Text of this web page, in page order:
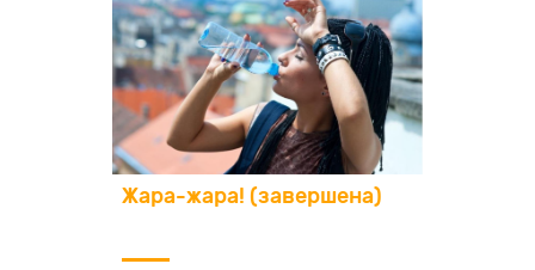
Жара-жара! (завершена)